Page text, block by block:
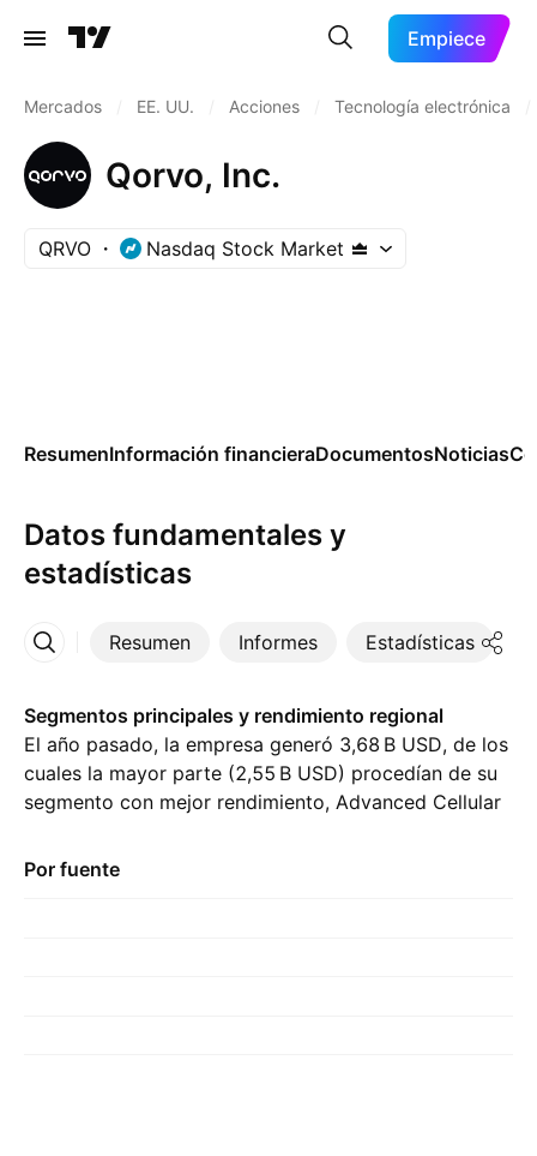
Empiece
Mercados EE. UU. Acciones Tecnología electrónica
Qorvo, Inc.
QRVO Nasdaq Stock Market
ResumenInformación financieraDocumentosNoticias
Datos fundamentales y
estadísticas
Resumen Informes Estadísticas
Más
Segmentos principales y rendimiento regional
El año pasado, la empresa generó ‪3,68 B‬ USD, de los
cuales la mayor parte (‪2,55 B‬ USD) procedían de su
segmento con mejor rendimiento, Advanced Cellular
previo. La mayor contribución provino de Estados
Por fuente